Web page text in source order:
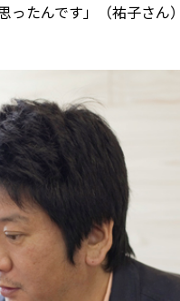
ったんです」（祐子さん